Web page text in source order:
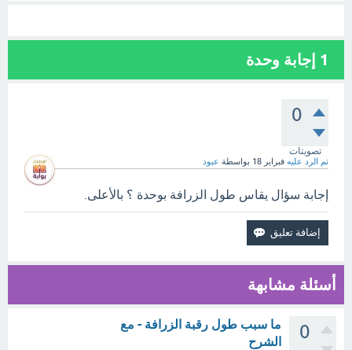
1 إجابة وحدة
0
تصويتات
تم الرد عليه فبراير 18 بواسطة عبود
إجابة سؤال يقاس طول الزرافة بوحدة ؟ بالأعلى.
أسئلة مشابهة
0
ما سبب طول رقبة الزرافة - مع
الشرح